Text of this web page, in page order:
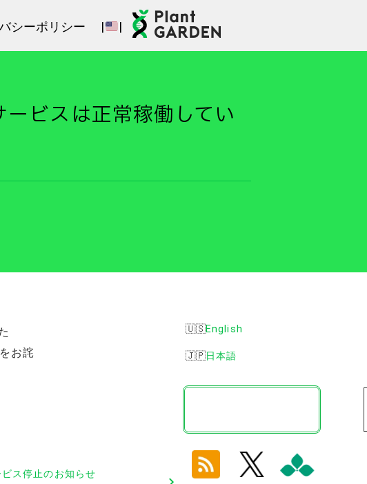
シーポリシー | |
ビスは正常稼働してい
お詫
ス停止のお知らせ
English
日本語
検